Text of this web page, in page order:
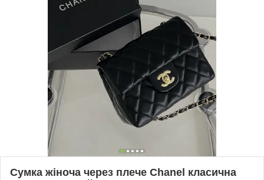
Сумка жіноча через плече Chanel класична